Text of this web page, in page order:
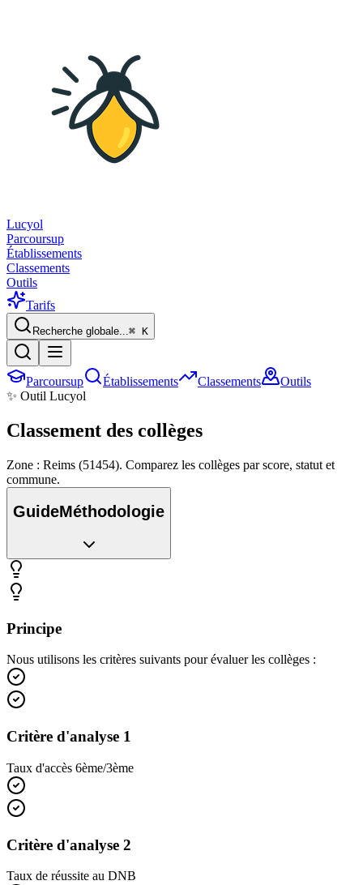
Lucyol
Parcoursup
Établissements
Classements
Outils
Tarifs
Recherche globale...⌘ K
Parcoursup Établissements Classements
Outils
✨ Outil Lucyol
Classement des collèges
Zone : Reims (51454). Comparez les collèges par score, statut et
commune.
GuideMéthodologie
Principe
Nous utilisons les critères suivants pour évaluer les collèges :
Critère d'analyse 1
Taux d'accès 6ème/3ème
Critère d'analyse 2
Taux de réussite au DNB